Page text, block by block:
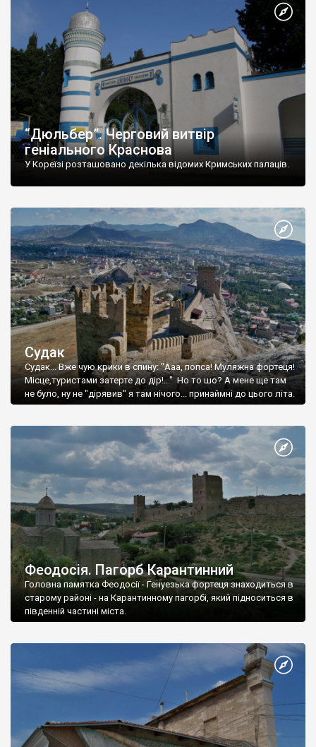
“Дюльбер”. Черговий витвір
геніального Краснова
У Кореїзі розташовано декілька відомих Кримських палаців.
Судак
Судак... Вже чую крики в спину: "Ааа, попса! Муляжна фортеця!
Місце,туристами затерте до дір!..." Но то шо? А мене ще там
не було, ну не "дірявив" я там нічого... принаймні до цього літа.
Феодосія. Пагорб Карантинний
Головна памятка Феодосії - Генуезька фортеця знаходиться в
старому районі - на Карантинному пагорбі, який підноситься в
південній частині міста.